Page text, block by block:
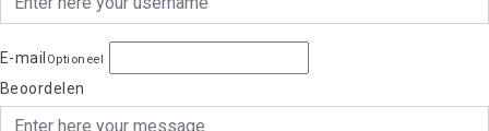
E-mail Optioneel
Beoordelen